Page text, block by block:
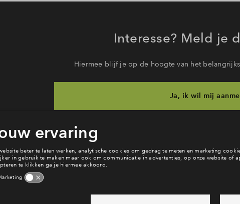
Interesse? Meld je
Hiermee blijf je op de hoogte van het
Ja, ik wil mij
Heb je een vraag en wil je direct antwoord?
6 dagen per week beschikbaar
via chat en